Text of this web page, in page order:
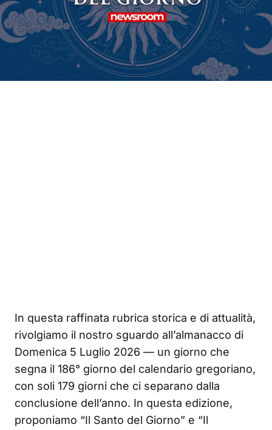
In questa raffinata rubrica storica e di attualità,
rivolgiamo il nostro sguardo all’almanacco di
Domenica 5 Luglio 2026 — un giorno che
segna il 186° giorno del calendario gregoriano,
con soli 179 giorni che ci separano dalla
conclusione dell’anno. In questa edizione,
proponiamo “Il Santo del Giorno” e “Il